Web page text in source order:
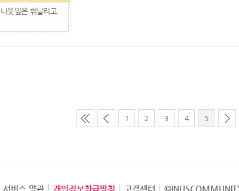
나뭇잎은 휘날리고
1 2 3 4 5
서비스 약관 개인정보취급방침 고객센터